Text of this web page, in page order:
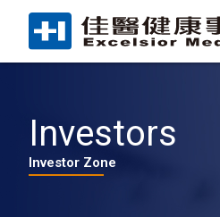
Investors
Investor Zone